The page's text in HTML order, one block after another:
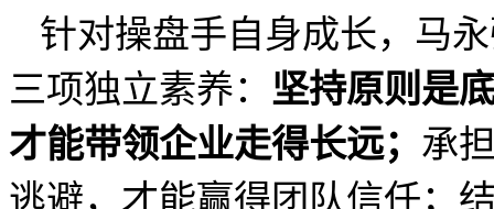
针对操盘手自身成长，马
三项独立素养： 坚持原则是
才能带领企业走得长远； 承
逃避，才能赢得团队信任；